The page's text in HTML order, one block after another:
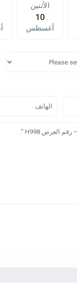
الأثنين
10
أغسطس